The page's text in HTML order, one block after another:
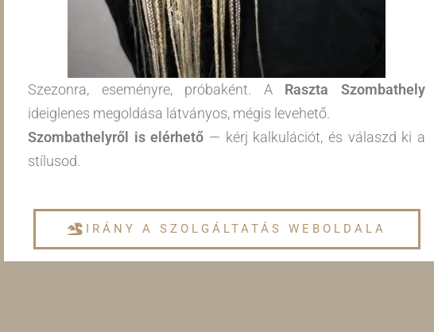
Szezonra, eseményre, próbaként. A Raszta Szombathely
ideiglenes megoldása látványos, mégis levehető.
Szombathelyről is elérhető — kérj kalkulációt, és válaszd ki a
stílusod.
IRÁNY A SZOLGÁLTATÁS WEBOLDALA